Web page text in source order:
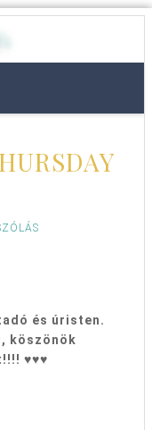
és úristen.
köszönök
♥♥♥